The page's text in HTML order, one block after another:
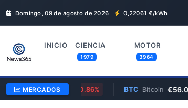
Domingo, 09 de agosto de 2026 0,22061 €/kWh
INICIO CIENCIA
1979
MOTOR
3964
MERCADOS
1,1500 0.86% Bitcoin €56.070,00